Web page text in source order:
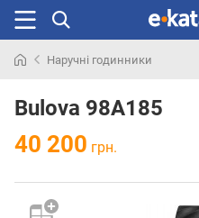
раніше
Наручні годинники
Bulova 98A185
40 200 грн.